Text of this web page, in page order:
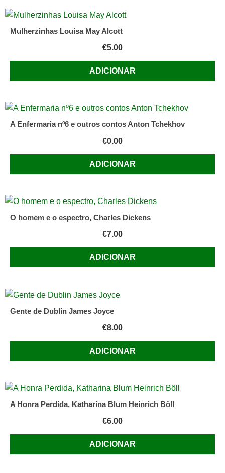
Mulherzinhas Louisa May Alcott
€5.00
ADICIONAR
A Enfermaria nº6 e outros contos Anton Tchekhov
€0.00
ADICIONAR
O homem e o espectro, Charles Dickens
€7.00
ADICIONAR
Gente de Dublin James Joyce
€8.00
ADICIONAR
A Honra Perdida, Katharina Blum Heinrich Böll
€6.00
ADICIONAR